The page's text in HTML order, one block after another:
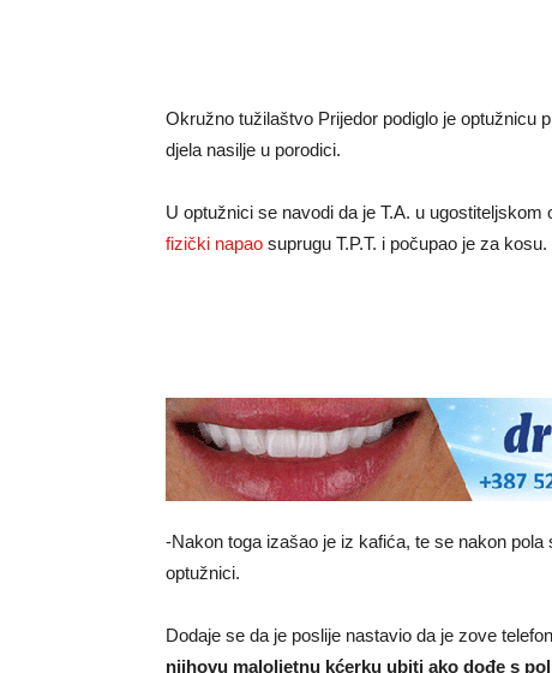
Okružno tužilaštvo Prijedor podiglo je optužnicu
djela nasilje u porodici.
U optužnici se navodi da je T.A. u
fizički napao suprugu T.P.T. i počupao je za kosu.
-Nakon toga izašao je iz kafića, te se nakon
optužnici.
Dodaje se da je poslije nastavio da je zove
njihovu maloljetnu kćerku ubiti ako dođe s